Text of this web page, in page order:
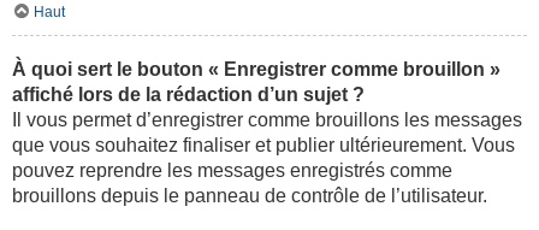
Haut
À quoi sert le bouton « Enregistrer comme brouillon »
affiché lors de la rédaction d’un sujet ?
Il vous permet d’enregistrer comme brouillons les messages
que vous souhaitez finaliser et publier ultérieurement. Vous
pouvez reprendre les messages enregistrés comme
brouillons depuis le panneau de contrôle de l’utilisateur.